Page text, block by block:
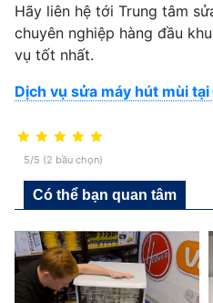
Hãy liên hệ tới Trung tâm
chuyên nghiệp hàng đầu
vụ tốt nhất.
Dịch vụ sửa máy hút mùi
5/5 (2 bầu chọn)
Có thể bạn quan tâm